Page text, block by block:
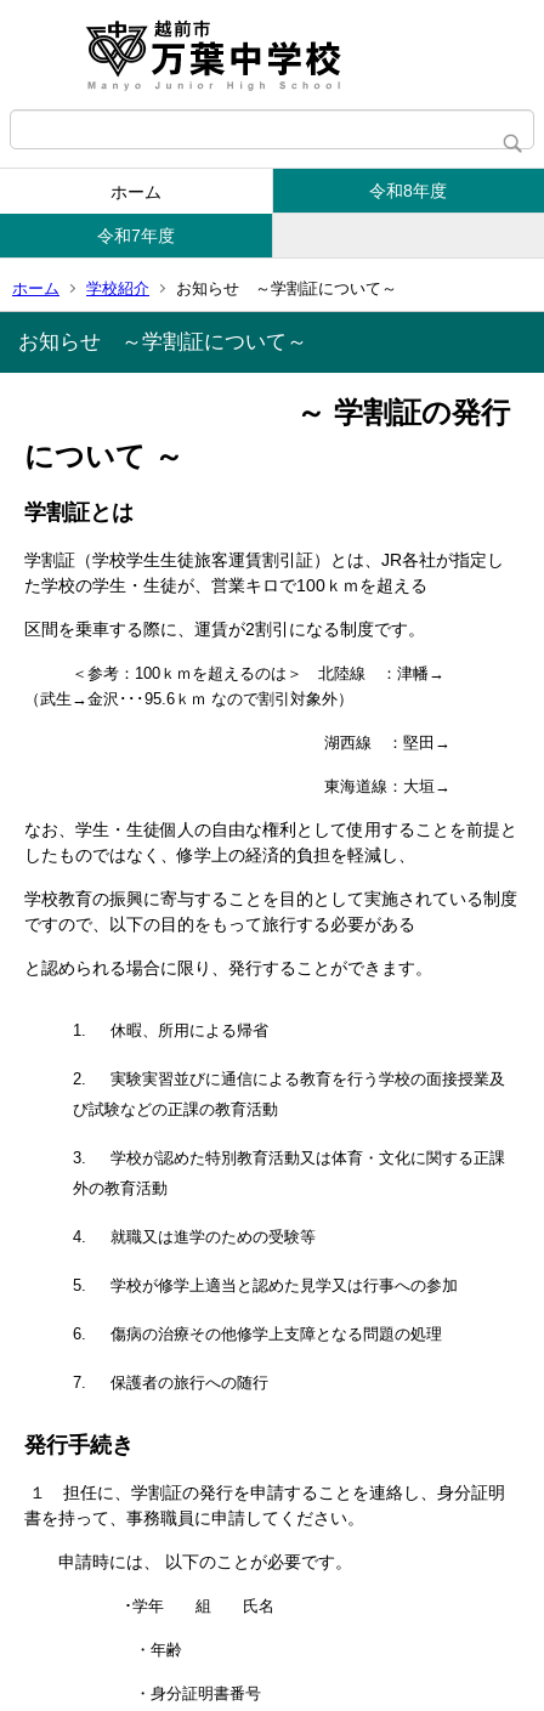
ホーム 令和8年度
令和7年度
ホーム 学校紹介 お知らせ ～学割証について～
お知らせ ～学割証について～
～ 学割証の発行
について ～
学割証とは
学割証（学校学生生徒旅客運賃割引証）とは、JR各社が指定し
た学校の学生・生徒が、営業キロで100ｋｍを超える
区間を乗車する際に、運賃が2割引になる制度です。
＜参考：100ｋｍを超えるのは＞ 北陸線 ：津幡→
（武生→金沢･･･95.6ｋｍ なので割引対象外）
湖西線 ：堅田→
東海道線：大垣→
なお、学生・生徒個人の自由な権利として使用することを前提と
したものではなく、修学上の経済的負担を軽減し、
学校教育の振興に寄与することを目的として実施されている制度
ですので、以下の目的をもって旅行する必要がある
と認められる場合に限り、発行することができます。
1. 休暇、所用による帰省
2. 実験実習並びに通信による教育を行う学校の面接授業及
び試験などの正課の教育活動
3. 学校が認めた特別教育活動又は体育・文化に関する正課
外の教育活動
4. 就職又は進学のための受験等
5. 学校が修学上適当と認めた見学又は行事への参加
6. 傷病の治療その他修学上支障となる問題の処理
7. 保護者の旅行への随行
発行手続き
１ 担任に、学割証の発行を申請することを連絡し、身分証明
書を持って、事務職員に申請してください。
申請時には、 以下のことが必要です。
･学年 組 氏名
・年齢
・身分証明書番号